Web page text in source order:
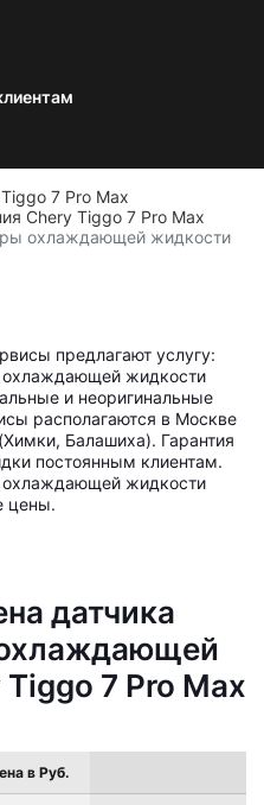
7 Pro Max
Chery Tiggo 7 Pro Max
охлаждающей жидкости
предлагают услугу:
охлаждающей жидкости
и неоригинальные
располагаются в Москве
Балашиха). Гарантия
постоянным клиентам.
охлаждающей жидкости
цены.
датчика
7 Pro Max
в Руб.